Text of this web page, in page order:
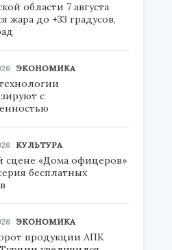
области 7 августа
жара до +33 градусов,
ЭКОНОМИКА
с
КУЛЬТУРА
сцене «Дома офицеров»
бесплатных
ЭКОНОМИКА
продукции АПК